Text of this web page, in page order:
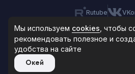
Rutube
Продажа офисной мебели.
8 (495) 183-47-
По будням с 09:30
Мы используем cookies , чтобы
рекомендовать полезное и
удобства на сайте
Окей